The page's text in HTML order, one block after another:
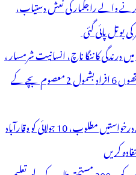
6 ا فراد کا قتل کرنے والے راجکمار کی نعش دستیاب،
بوتل پائی گئی
درندگی کا ننگا ناچ، انسانیت شرمسار ،
پو کسو کیس کے ملزم راجکمار کے ہاتھوں 6 افراد بشمول 2 معصوم بچے کے
اپولو فارمیسی میں ملازمتوں کے لیے درخواستیں مطلوب، 10 جولائی کو وقارآباد
کریں